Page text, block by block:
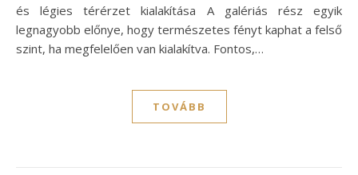
és légies térérzet kialakítása A galériás rész egyik
legnagyobb előnye, hogy természetes fényt kaphat a felső
szint, ha megfelelően van kialakítva. Fontos,…
TOVÁBB